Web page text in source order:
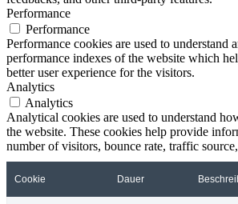
Performance
Performance
Performance cookies are used to understand
performance indexes of the website which
better user experience for the visitors.
Analytics
Analytics
Analytical cookies are used to understand
the website. These cookies help provide
number of visitors, bounce rate, traffic
Cookie Dauer